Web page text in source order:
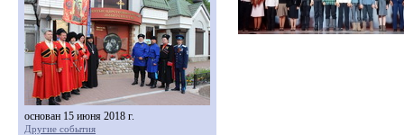
основан 15 июня 2018 г.
Другие события